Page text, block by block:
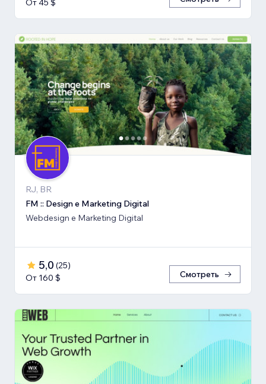
От 45 $
RJ, BR
FM :: Design e Marketing Digital
Webdesign e Marketing Digital
5,0 (25)
От 160 $
Смотреть